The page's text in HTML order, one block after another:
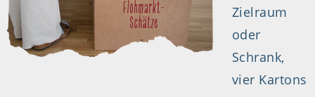
Zielraum
oder
Schrank,
vier Kartons